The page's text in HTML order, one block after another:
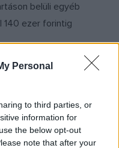
Personal
to third parties, or
information for
the below opt-out
note that after your
belüli egyéb
ezer forintig
úton, december 4-ig
a támogatás